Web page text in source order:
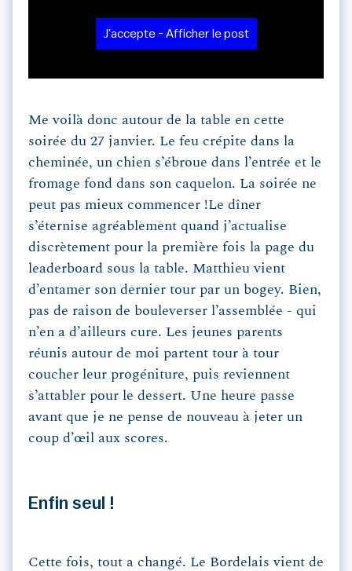
J'accepte - Afficher le post
Me voilà donc autour de la table en cette
soirée du 27 janvier. Le feu crépite dans la
cheminée, un chien s’ébroue dans l’entrée et le
fromage fond dans son caquelon. La soirée ne
peut pas mieux commencer !Le dîner
s’éternise agréablement quand j’actualise
discrètement pour la première fois la page du
leaderboard sous la table. Matthieu vient
d’entamer son dernier tour par un bogey. Bien,
pas de raison de bouleverser l’assemblée - qui
n’en a d’ailleurs cure. Les jeunes parents
réunis autour de moi partent tour à tour
coucher leur progéniture, puis reviennent
s’attabler pour le dessert. Une heure passe
avant que je ne pense de nouveau à jeter un
coup d’œil aux scores.
Enfin seul !
Cette fois, tout a changé. Le Bordelais vient de